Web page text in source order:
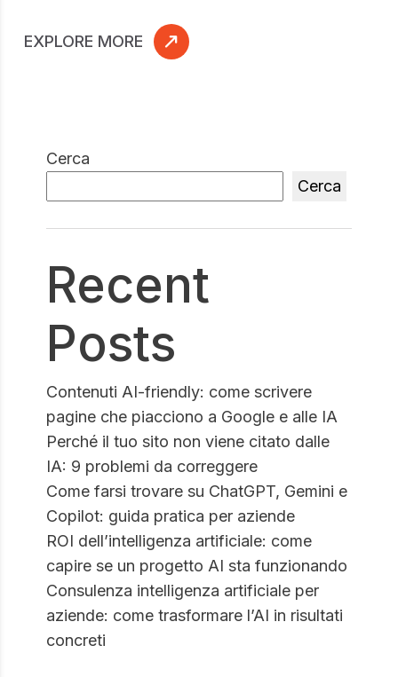
EXPLORE MORE
Cerca
Cerca
Recent
Posts
Contenuti AI-friendly: come scrivere
pagine che piacciono a Google e alle IA
Perché il tuo sito non viene citato dalle
IA: 9 problemi da correggere
Come farsi trovare su ChatGPT, Gemini e
Copilot: guida pratica per aziende
ROI dell’intelligenza artificiale: come
capire se un progetto AI sta funzionando
Consulenza intelligenza artificiale per
aziende: come trasformare l’AI in risultati
concreti